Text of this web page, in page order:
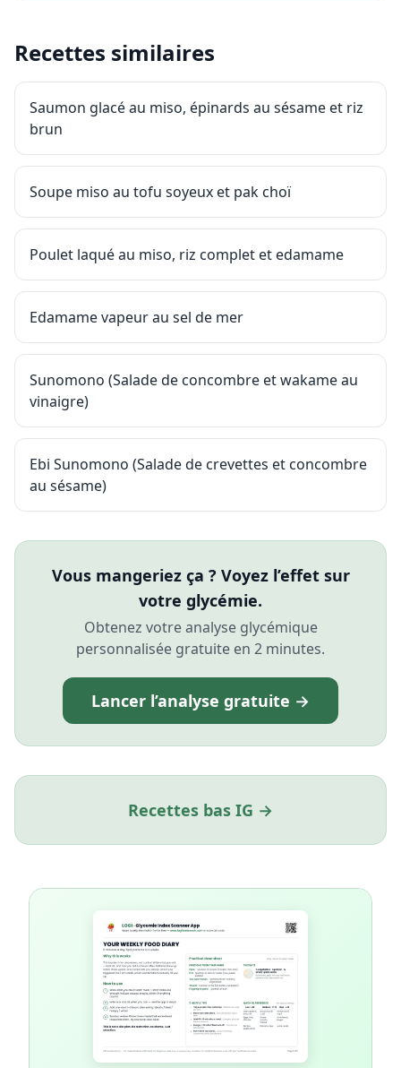
Recettes similaires
Saumon glacé au miso, épinards au sésame et riz
brun
Soupe miso au tofu soyeux et pak choï
Poulet laqué au miso, riz complet et edamame
Edamame vapeur au sel de mer
Sunomono (Salade de concombre et wakame au
vinaigre)
Ebi Sunomono (Salade de crevettes et concombre
au sésame)
Vous mangeriez ça ? Voyez l’effet sur
votre glycémie.
Obtenez votre analyse glycémique
personnalisée gratuite en 2 minutes.
Lancer l’analyse gratuite →
Recettes bas IG →